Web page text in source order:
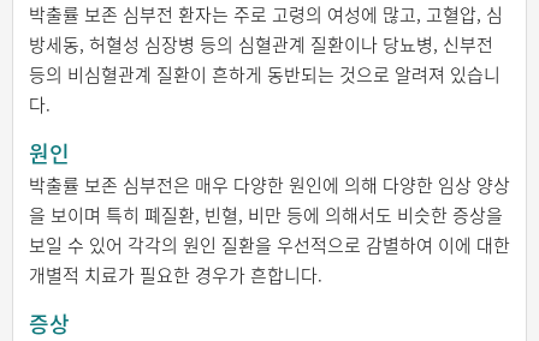
박출률 보존 심부전 환자는 주로 고령의 여성에 많고, 고혈압, 심
방세동, 허혈성 심장병 등의 심혈관계 질환이나 당뇨병, 신부전
등의 비심혈관계 질환이 흔하게 동반되는 것으로 알려져 있습니
다.
원인
박출률 보존 심부전은 매우 다양한 원인에 의해 다양한 임상 양상
을 보이며 특히 폐질환, 빈혈, 비만 등에 의해서도 비슷한 증상을
보일 수 있어 각각의 원인 질환을 우선적으로 감별하여 이에 대한
개별적 치료가 필요한 경우가 흔합니다.
증상